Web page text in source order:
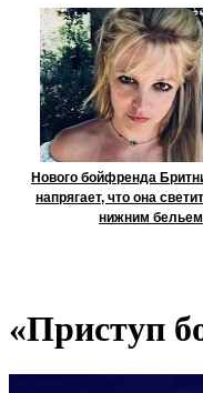
Нового бойфренда
напрягает, что она
нижним бельем
«Приступ